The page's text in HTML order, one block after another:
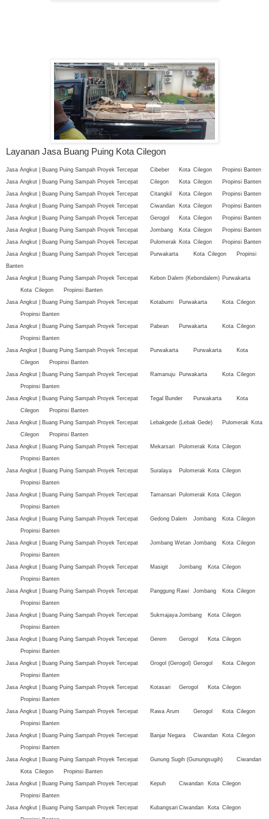
Layanan Jasa Buang Puing Kota Cilegon
Jasa Angkut | Buang Puing Sampah Proyek Tercepat Cibeber Kota Cilegon
Propinsi Banten
Jasa Angkut | Buang Puing Sampah Proyek Tercepat
Cilegon Kota Cilegon
Propinsi Banten
Jasa Angkut | Buang Puing Sampah Proyek Tercepat
Citangkil Kota Cilegon
Propinsi Banten
Jasa Angkut | Buang Puing Sampah Proyek Tercepat
Ciwandan Kota Cilegon
Propinsi Banten
Jasa Angkut | Buang Puing Sampah Proyek Tercepat
Gerogol Kota Cilegon
Propinsi Banten
Jasa Angkut | Buang Puing Sampah Proyek Tercepat
Jombang Kota Cilegon
Propinsi Banten
Jasa Angkut | Buang Puing Sampah Proyek Tercepat
Pulomerak Kota Cilegon
Propinsi Banten
Jasa Angkut | Buang Puing Sampah Proyek Tercepat
Purwakarta Kota Cilegon
Propinsi
Banten
Jasa Angkut | Buang Puing Sampah Proyek Tercepat
Kebon Dalem (Kebondalem) Purwakarta
Kota Cilegon
Propinsi Banten
Jasa Angkut | Buang Puing Sampah Proyek Tercepat
Kotabumi Purwakarta Kota Cilegon
Propinsi Banten
Jasa Angkut | Buang Puing Sampah Proyek Tercepat
Pabean Purwakarta Kota Cilegon
Propinsi Banten
Jasa Angkut | Buang Puing Sampah Proyek Tercepat
Purwakarta Purwakarta
Kota
Cilegon
Propinsi Banten
Jasa Angkut | Buang Puing Sampah Proyek Tercepat
Ramanuju Purwakarta Kota Cilegon
Propinsi Banten
Jasa Angkut | Buang Puing Sampah Proyek Tercepat
Tegal Bunder Purwakarta
Kota
Cilegon
Propinsi Banten
Jasa Angkut | Buang Puing Sampah Proyek Tercepat
Lebakgede (Lebak Gede) Pulomerak Kota
Cilegon
Propinsi Banten
Jasa Angkut | Buang Puing Sampah Proyek Tercepat
Mekarsari Pulomerak Kota Cilegon
Propinsi Banten
Jasa Angkut | Buang Puing Sampah Proyek Tercepat
Suralaya Pulomerak Kota Cilegon
Propinsi Banten
Jasa Angkut | Buang Puing Sampah Proyek Tercepat
Tamansari Pulomerak Kota Cilegon
Propinsi Banten
Jasa Angkut | Buang Puing Sampah Proyek Tercepat
Gedong Dalem Jombang Kota Cilegon
Propinsi Banten
Jasa Angkut | Buang Puing Sampah Proyek Tercepat
Jombang Wetan Jombang Kota Cilegon
Propinsi Banten
Jasa Angkut | Buang Puing Sampah Proyek Tercepat
Masigit Jombang Kota Cilegon
Propinsi Banten
Jasa Angkut | Buang Puing Sampah Proyek Tercepat
Panggung Rawi Jombang Kota Cilegon
Propinsi Banten
Jasa Angkut | Buang Puing Sampah Proyek Tercepat
Sukmajaya Jombang Kota Cilegon
Propinsi Banten
Jasa Angkut | Buang Puing Sampah Proyek Tercepat
Gerem Gerogol Kota Cilegon
Propinsi Banten
Jasa Angkut | Buang Puing Sampah Proyek Tercepat
Grogol (Gerogol) Gerogol Kota Cilegon
Propinsi Banten
Jasa Angkut | Buang Puing Sampah Proyek Tercepat
Kotasari Gerogol Kota Cilegon
Propinsi Banten
Jasa Angkut | Buang Puing Sampah Proyek Tercepat
Rawa Arum Gerogol Kota Cilegon
Propinsi Banten
Jasa Angkut | Buang Puing Sampah Proyek Tercepat
Banjar Negara Ciwandan Kota Cilegon
Propinsi Banten
Jasa Angkut | Buang Puing Sampah Proyek Tercepat
Gunung Sugih (Gunungsugih)
Ciwandan
Kota Cilegon
Propinsi Banten
Jasa Angkut | Buang Puing Sampah Proyek Tercepat
Kepuh Ciwandan Kota Cilegon
Propinsi Banten
Jasa Angkut | Buang Puing Sampah Proyek Tercepat
Kubangsari Ciwandan Kota Cilegon